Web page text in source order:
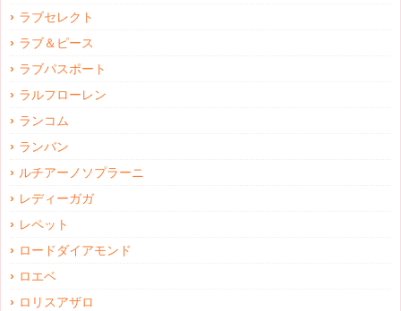
ラブセレクト
ラブ＆ピース
ラブパスポート
ラルフローレン
ランコム
ランバン
ルチアーノソプラーニ
レディーガガ
レペット
ロードダイアモンド
ロエベ
ロリスアザロ